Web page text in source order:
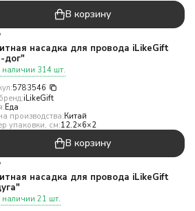
В корзину
насадка для провода iLikeGift
дог"
наличии 314 шт.
5783546
iLikeGift
Еда
производства:Китай
упаковки, см:12.2×6×2
В корзину
насадка для провода iLikeGift
наличии 21 шт.